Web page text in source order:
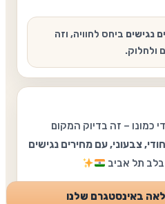
נגישים ביחס לחוויה, וזה
ולחלוק.
כמונו – זה בדיוק המקום
צבעוני, עם מחירים נגישים
בלב תל אביב
באינסטגרם שלנו